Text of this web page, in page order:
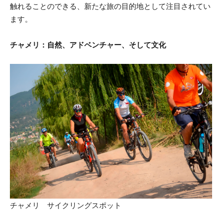
触れることのできる、新たな旅の目的地として注目されてい
ます。
チャメリ：自然、アドベンチャー、そして文化
チャメリ サイクリングスポット